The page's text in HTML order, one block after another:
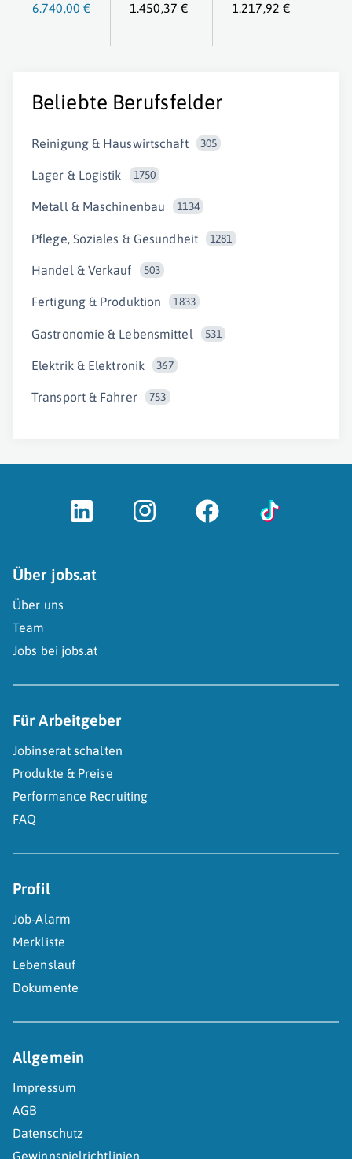
6.740,00 € 1.450,37 € 1.217,92 €
Beliebte Berufsfelder
Reinigung & Hauswirtschaft 305
Lager & Logistik 1750
Metall & Maschinenbau 1134
Pflege, Soziales & Gesundheit 1281
Handel & Verkauf 503
Fertigung & Produktion 1833
Gastronomie & Lebensmittel 531
Elektrik & Elektronik 367
Transport & Fahrer 753
Über jobs.at
Über uns
Team
Jobs bei jobs.at
Für Arbeitgeber
Jobinserat schalten
Produkte & Preise
Performance Recruiting
FAQ
Profil
Job-Alarm
Merkliste
Lebenslauf
Dokumente
Allgemein
Impressum
AGB
Datenschutz
Gewinnspielrichtlinien